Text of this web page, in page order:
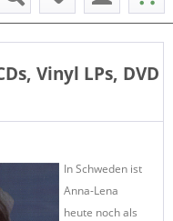
Vinyl LPs, DVD
In Schweden ist
Anna-Lena
heute noch als